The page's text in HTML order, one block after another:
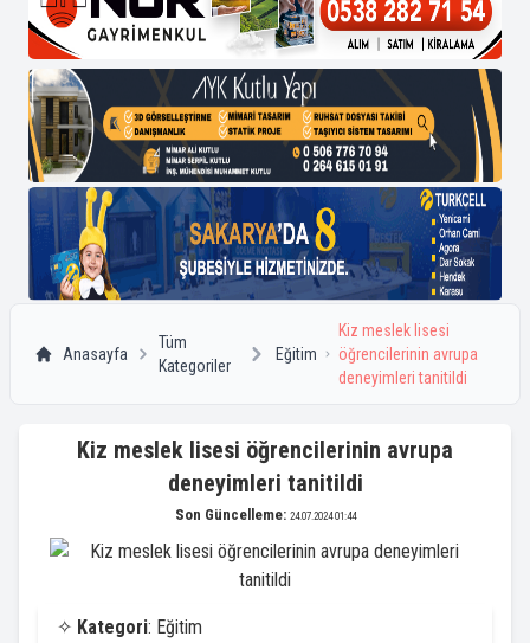
Anasayfa
Tüm
Kategoriler
Eğitim
Kiz meslek lisesi
öğrencilerinin avrupa
deneyimleri tanitildi
Kiz meslek lisesi öğrencilerinin avrupa
deneyimleri tanitildi
Son Güncelleme: 24.07.2024 01:44
✧ Kategori: Eğitim